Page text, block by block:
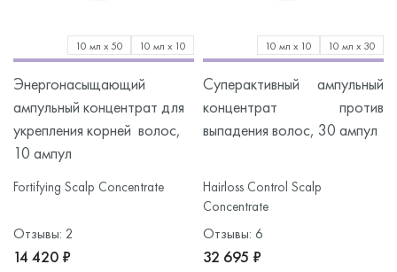
10 мл х 50 10 мл х 10
Энергонасыщающий
ампульный концентрат для
укрепления корней волос,
10 ампул
Fortifying Scalp Concentrate
Отзывы: 2
14 420 ₽
10 мл х 10 10 мл х 30
Суперактивный ампульный
концентрат против
выпадения волос, 30 ампул
Hairloss Control Scalp
Concentrate
Отзывы: 6
32 695 ₽